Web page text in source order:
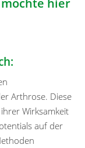
Arthrose. Diese
Wirksamkeit
auf der